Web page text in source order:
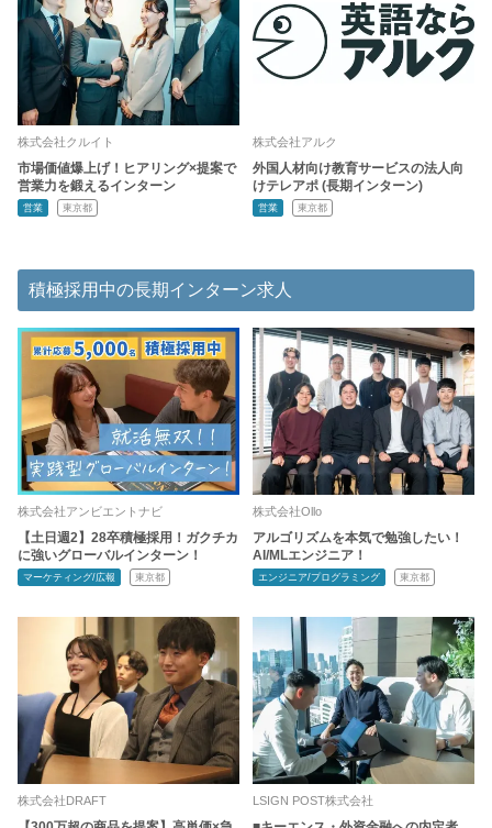
株式会社クルイト
市場価値爆上げ！ヒアリング×提案で
営業力を鍛えるインターン
営業 東京都
株式会社アルク
外国人材向け教育サービスの法人向
けテレアポ (長期インターン)
営業 東京都
積極採用中の長期インターン求人
株式会社アンビエントナビ
【土日週2】28卒積極採用！ガクチカ
に強いグローバルインターン！
マーケティング/広報 東京都
株式会社Ollo
アルゴリズムを本気で勉強したい！
AI/MLエンジニア！
エンジニア/プログラミング 東京都
株式会社DRAFT LSIGN POST株式会社